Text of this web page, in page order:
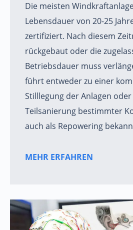
Die meisten
Lebensdauer von 20-25
zertifiziert. Nach diesem
rückgebaut oder die
Betriebsdauer muss
führt entweder zu einer
Stilllegung der Anlagen
Teilsanierung bestimmter
auch als Repowering
MEHR ERFAHREN